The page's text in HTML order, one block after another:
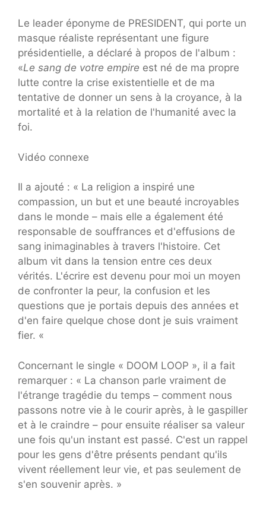
Le leader éponyme de PRESIDENT, qui porte un
masque réaliste représentant une figure
présidentielle, a déclaré à propos de l'album :
«Le sang de votre empire est né de ma propre
lutte contre la crise existentielle et de ma
tentative de donner un sens à la croyance, à la
mortalité et à la relation de l'humanité avec la
foi.
Vidéo connexe
Il a ajouté : « La religion a inspiré une
compassion, un but et une beauté incroyables
dans le monde – mais elle a également été
responsable de souffrances et d'effusions de
sang inimaginables à travers l'histoire. Cet
album vit dans la tension entre ces deux
vérités. L'écrire est devenu pour moi un moyen
de confronter la peur, la confusion et les
questions que je portais depuis des années et
d'en faire quelque chose dont je suis vraiment
fier. «
Concernant le single « DOOM LOOP », il a fait
remarquer : « La chanson parle vraiment de
l'étrange tragédie du temps – comment nous
passons notre vie à le courir après, à le gaspiller
et à le craindre – pour ensuite réaliser sa valeur
une fois qu'un instant est passé. C'est un rappel
pour les gens d'être présents pendant qu'ils
vivent réellement leur vie, et pas seulement de
s'en souvenir après. »